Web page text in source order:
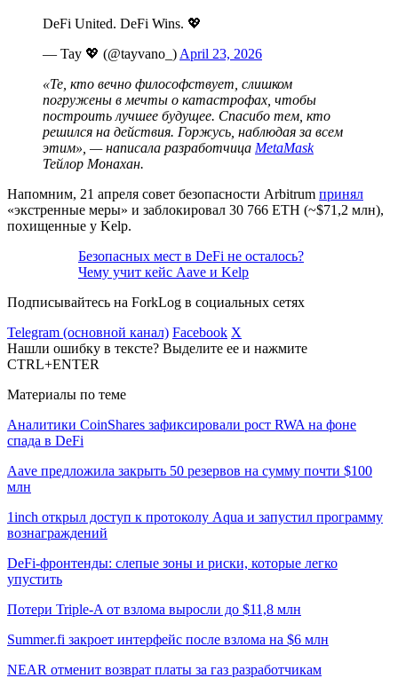
DeFi United. DeFi Wins. 💖
— Tay 💖 (@tayvano_) April 23, 2026
«Те, кто вечно философствует, слишком
погружены в мечты о катастрофах, чтобы
построить лучшее будущее. Спасибо тем, кто
решился на действия. Горжусь, наблюдая за всем
этим», — написала разработчица MetaMask
Тейлор Монахан.
Напомним, 21 апреля совет безопасности Arbitrum принял
«экстренные меры» и заблокировал 30 766 ETH (~$71,2 млн),
похищенные у Kelp.
Безопасных мест в DeFi не осталось?
Чему учит кейс Aave и Kelp
Подписывайтесь на ForkLog в социальных сетях
Telegram (основной канал) Facebook X
Нашли ошибку в тексте? Выделите ее и нажмите
CTRL+ENTER
Материалы по теме
Аналитики CoinShares зафиксировали рост RWA на фоне
спада в DeFi
Aave предложила закрыть 50 резервов на сумму почти $100
млн
1inch открыл доступ к протоколу Aqua и запустил программу
вознаграждений
DeFi-фронтенды: слепые зоны и риски, которые легко
упустить
Потери Triple-A от взлома выросли до $11,8 млн
Summer.fi закроет интерфейс после взлома на $6 млн
NEAR отменит возврат платы за газ разработчикам